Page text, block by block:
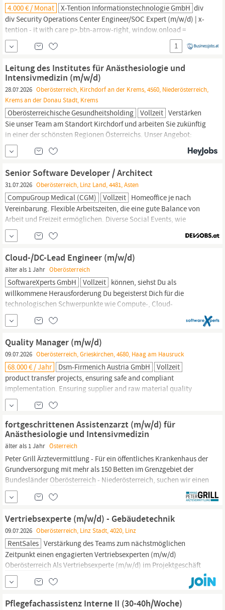
4.000 € / Monat X-Tention Informationstechnologie GmbH div
div Security Operations Center Engineer/SOC Expert (m/w/d) | x-
tention - it with care p>.btn-arrow-right, window.onload =
function () Service- & Projektmanager (m/w/d) Im IT Service
Management
Graz, Klagenfurt, Salzburg, Wels, Wien Intro Deine
ResourcesKlicken zum Anzeigen der E-Mail...
1
Leitung des Institutes für Anästhesiologie und
Intensivmedizin (m/w/d)
28.07.2026 Oberösterreich, Kirchdorf an der Krems, 4560, Niederösterreich,
Krems an der Donau Stadt, Krems
Oberösterreichische Gesundheitsholding Vollzeit Verstärken
Sie unser Team am Standort Kirchdorf und arbeiten Sie zukünftig
in einer der schönsten Regionen Österreichs. Unser Angebot:
Führung eines hochmotivierten, fachlich kompetenten Teams
Attraktiver, modern ausgestatteter Arbeitsplatz in
Oberösterreich
Ein verantwortungsvolles und aktiv gestaltbares Aufgabengebiet
Werteorientiertes Betriebs- und...
Senior Software Developer / Architect
31.07.2026 Oberösterreich, Linz Land, 4481, Asten
CompuGroup Medical (CGM) Vollzeit Homeoffice je nach
Vereinbarung. Flexible Arbeitszeiten, die eine gute Balance von
Arbeit und Freizeit ermöglichen. Diverse Social Events, wie
mehrtägige Abteilungsausflüge, Sommerfeste und
Weihnachtsfeiern, die den Teamgeist stärken. Digitales Feel Good
Management
mit vielfältigen Angeboten für Deine Gesundheit, z.
B. Home-Workouts, Ernährungsberatung...
Cloud-/DC-Lead Engineer (m/w/d)
älter als 1 Jahr Oberösterreich
SoftwareXperts GmbH Vollzeit können, siehst Du als
willkommene Herausforderung Du begeisterst Dich für die
technologischen Schwerpunkte wie Compute-, Cloud-
Integration-, Basic Security-, Advanced-Security-, Backup-,
Disaster Recovery-Services, etc. Die Automatisierung für ein
übergreifendes Multi Cloud
Management
ebenfalls zu Deinem Aufgabengebiet Mit Deiner...
Quality Manager (m/w/d)
09.07.2026 Oberösterreich, Grieskirchen, 4680, Haag am Hausruck
68.000 € / Jahr Dsm-Firmenich Austria GmbH
Vollzeit
product transfer projects, ensuring safe and compliant
implementation. Ensuring supplier and raw material quality
through oversight of approval processes, monitoring, and
management
of pet food safety risks. Responsibility for non-
conformancemanagement, audits, CAPA, and customer
complaints, as well as ensuring compliance readiness,...
fortgeschrittenen Assistenzarzt (m/w/d) für
Anästhesiologie und Intensivmedizin
älter als 1 Jahr Österreich
Peter Grill Ärztevermittlung - Für ein öffentliches Krankenhaus der
Grundversorgung mit mehr als 150 Betten im Grenzgebiet der
Bundesländer Oberösterreich - Niederösterreich, suchen wir einen
fortgeschrittenen Assistenzarzt (m/w/d) für Anästhesiologie und
Intensivmedizin Bei Interesse / Eignung: Leitung OP-
Management
Vertriebsexperte (m/w/d) - Gebäudetechnik
09.07.2026 Oberösterreich, Linz Stadt, 4020, Linz
RentSales Verstärkung des Teams zum nächstmöglichen
Zeitpunkt einen engagierten Vertriebsexperten (m/w/d)
Oberösterreich Als Vertriebsexperte (m/w/d) im Projektgeschäft
Gebäudetechnik entwickeln Sie Märkte und Projekte, bevor
Leistungsverzeichnisse entstehen – in enger Zusammenarbeit mit
Bauherren und Elektroplanern. Sie positionieren unsere
Pflegefachassistenz Interne II (30-40h/Woche)